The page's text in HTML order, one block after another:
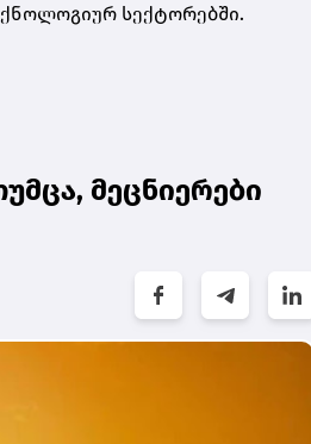
სექტორებში.
მეცნიერები